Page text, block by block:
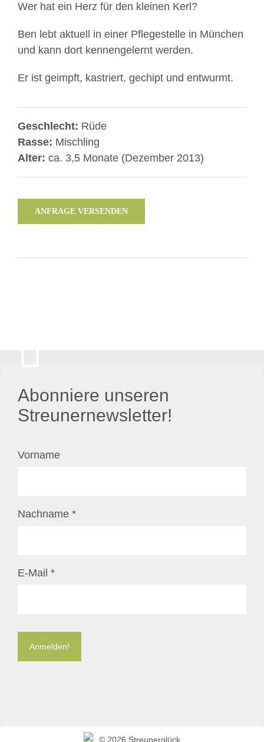
Wer hat ein Herz für den kleinen Kerl?
Ben lebt aktuell in einer Pflegestelle in München
und kann dort kennengelernt werden.
Er ist geimpft, kastriert, gechipt und entwurmt.
Geschlecht: Rüde
Rasse: Mischling
Alter: ca. 3,5 Monate (Dezember 2013)
ANFRAGE VERSENDEN
Abonniere unseren
Streunernewsletter!
Vorname
Nachname *
E-Mail *
© 2026 Streunerglück